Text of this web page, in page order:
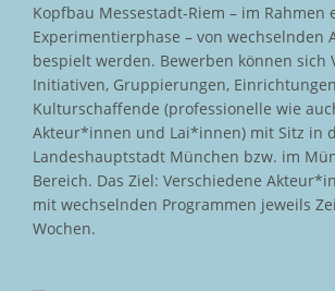
Kopfbau Messestadt-Riem – im Rahmen
Experimentierphase – von wechselnden
bespielt werden. Bewerben können sich
Initiativen, Gruppierungen,
Kulturschaffende (professionelle wie
Akteur*innen und Lai*innen) mit Sitz in
Landeshauptstadt München bzw. im
Bereich. Das Ziel: Verschiedene
mit wechselnden Programmen jeweils
Wochen.